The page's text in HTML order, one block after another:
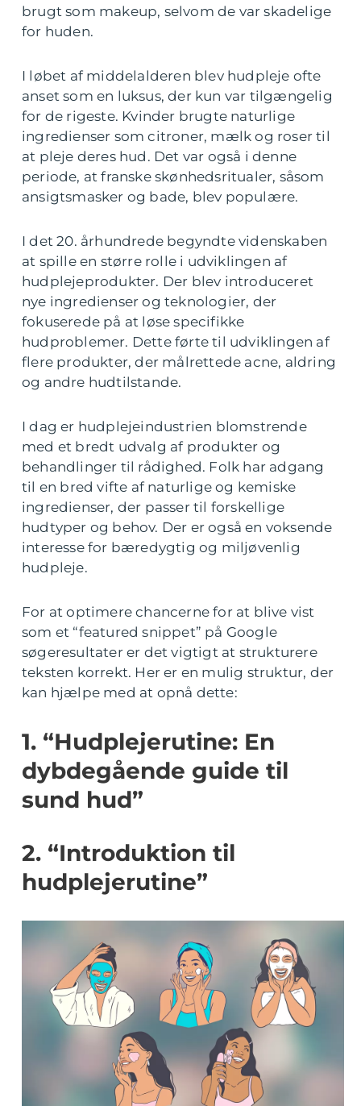
brugt som makeup, selvom de var skadelige
for huden.
I løbet af middelalderen blev hudpleje ofte
anset som en luksus, der kun var tilgængelig
for de rigeste. Kvinder brugte naturlige
ingredienser som citroner, mælk og roser til
at pleje deres hud. Det var også i denne
periode, at franske skønhedsritualer, såsom
ansigtsmasker og bade, blev populære.
I det 20. århundrede begyndte videnskaben
at spille en større rolle i udviklingen af
hudplejeprodukter. Der blev introduceret
nye ingredienser og teknologier, der
fokuserede på at løse specifikke
hudproblemer. Dette førte til udviklingen af
flere produkter, der målrettede acne, aldring
og andre hudtilstande.
I dag er hudplejeindustrien blomstrende
med et bredt udvalg af produkter og
behandlinger til rådighed. Folk har adgang
til en bred vifte af naturlige og kemiske
ingredienser, der passer til forskellige
hudtyper og behov. Der er også en voksende
interesse for bæredygtig og miljøvenlig
hudpleje.
For at optimere chancerne for at blive vist
som et “featured snippet” på Google
søgeresultater er det vigtigt at strukturere
teksten korrekt. Her er en mulig struktur, der
kan hjælpe med at opnå dette:
1. “Hudplejerutine: En
dybdegående guide til
sund hud”
2. “Introduktion til
hudplejerutine”